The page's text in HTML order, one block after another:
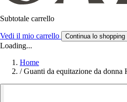
Subtotale carrello
Vedi il mio carrello Continua lo shopping
Loading...
Home
/ Guanti da equitazione da